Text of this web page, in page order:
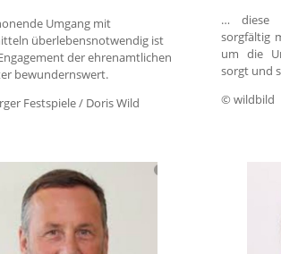
Umgang mit
überlebensnotwendig ist
der ehrenamtlichen
bewundernswert.
Festspiele / Doris Wild
… diese
sorgfältig
um die
sorgt und
© wildbild